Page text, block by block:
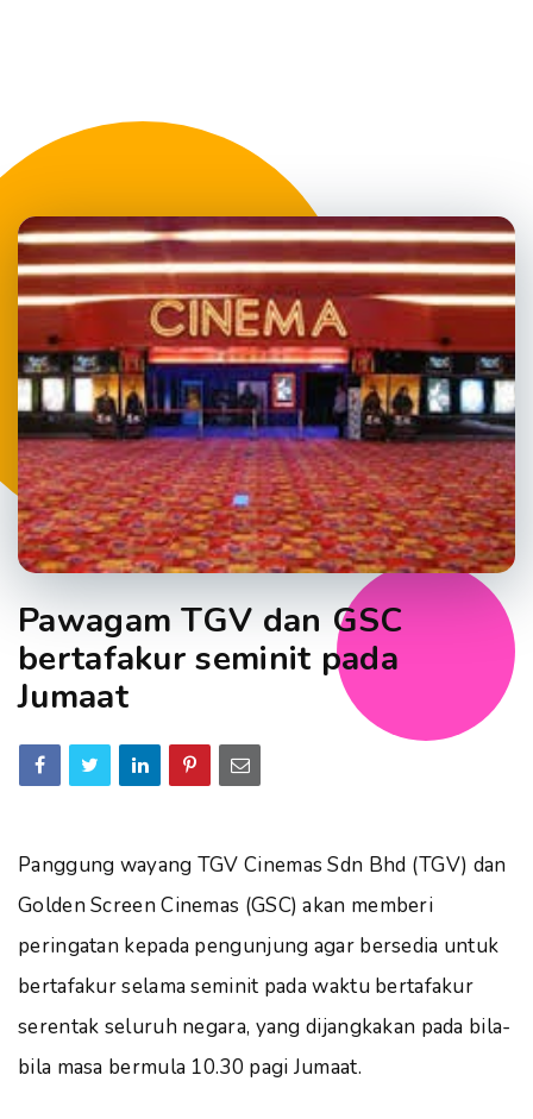
Pawagam TGV dan GSC
bertafakur seminit pada
Jumaat
Panggung wayang TGV Cinemas Sdn Bhd (TGV) dan
Golden Screen Cinemas (GSC) akan memberi
peringatan kepada pengunjung agar bersedia untuk
bertafakur selama seminit pada waktu bertafakur
serentak seluruh negara, yang dijangkakan pada bila-
bila masa bermula 10.30 pagi Jumaat.